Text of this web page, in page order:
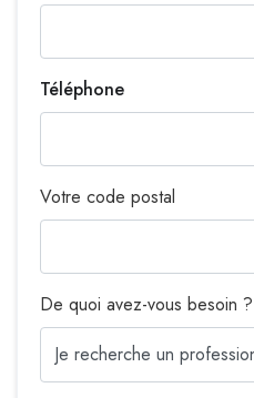
Téléphone
Votre code postal
De quoi avez-vous besoin ?